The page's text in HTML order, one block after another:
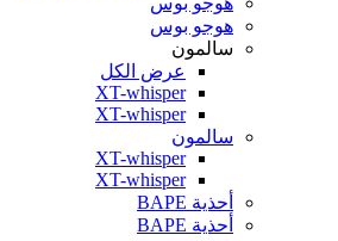
هوجو بوس
سالمون
عرض الكل
XT-whisper
XT-whisper
سالمون
XT-whisper
XT-whisper
أحذية BAPE
أحذية BAPE